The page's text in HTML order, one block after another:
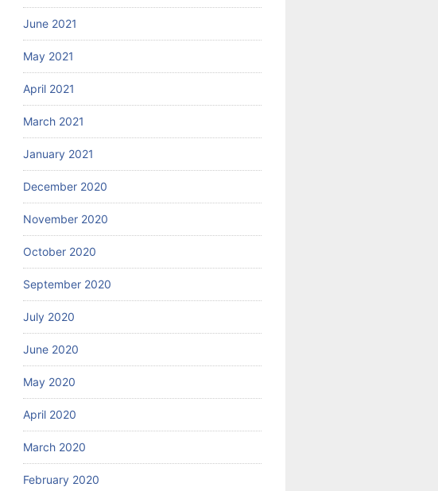
June 2021
May 2021
April 2021
March 2021
January 2021
December 2020
November 2020
October 2020
September 2020
July 2020
June 2020
May 2020
April 2020
March 2020
February 2020